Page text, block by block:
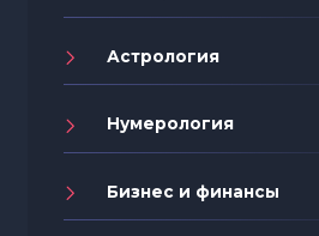
Астрология
Нумерология
Бизнес и финансы